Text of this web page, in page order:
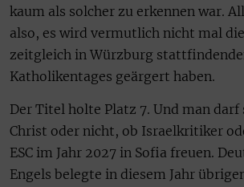
kaum als solcher zu erkennen war.
also, es wird vermutlich nicht mal
zeitgleich in Würzburg
Katholikentages geärgert haben.
Der Titel holte Platz 7. Und man darf
Christ oder nicht, ob Israelkritiker
ESC im Jahr 2027 in Sofia freuen.
Engels belegte in diesem Jahr